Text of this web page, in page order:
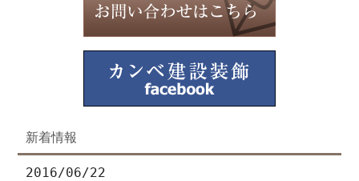
新着情報
2016/06/22